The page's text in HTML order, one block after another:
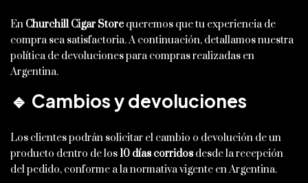
En Churchill Cigar Store queremos que tu experiencia de
compra sea satisfactoria. A continuación, detallamos nuestra
política de devoluciones para compras realizadas en
Argentina.
🔹 Cambios y devoluciones
Los clientes podrán solicitar el cambio o devolución de un
producto dentro de los 10 días corridos desde la recepción
del pedido, conforme a la normativa vigente en Argentina.